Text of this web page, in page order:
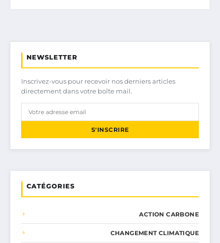
NEWSLETTER
Inscrivez-vous pour recevoir nos derniers articles
directement dans votre boîte mail.
S'INSCRIRE
CATÉGORIES
ACTION CARBONE
CHANGEMENT CLIMATIQUE